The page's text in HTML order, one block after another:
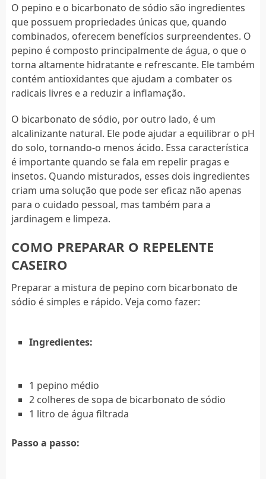
O pepino e o bicarbonato de sódio são ingredientes
que possuem propriedades únicas que, quando
combinados, oferecem benefícios surpreendentes. O
pepino é composto principalmente de água, o que o
torna altamente hidratante e refrescante. Ele também
contém antioxidantes que ajudam a combater os
radicais livres e a reduzir a inflamação.
O bicarbonato de sódio, por outro lado, é um
alcalinizante natural. Ele pode ajudar a equilibrar o pH
do solo, tornando-o menos ácido. Essa característica
é importante quando se fala em repelir pragas e
insetos. Quando misturados, esses dois ingredientes
criam uma solução que pode ser eficaz não apenas
para o cuidado pessoal, mas também para a
jardinagem e limpeza.
COMO PREPARAR O REPELENTE
CASEIRO
Preparar a mistura de pepino com bicarbonato de
sódio é simples e rápido. Veja como fazer:
Ingredientes:
1 pepino médio
2 colheres de sopa de bicarbonato de sódio
1 litro de água filtrada
Passo a passo: